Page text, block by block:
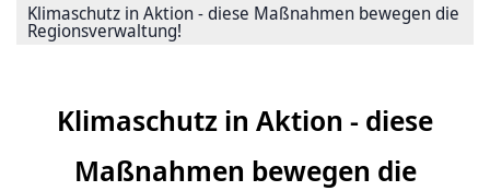
Klimaschutz in Aktion - diese Maßnahmen bewegen die
Regionsverwaltung!
Klimaschutz in Aktion - diese
Maßnahmen bewegen die